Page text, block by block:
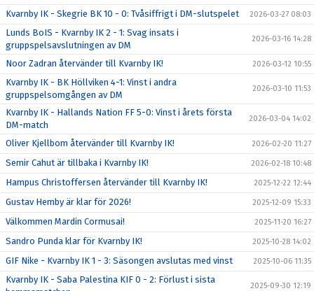
Kvarnby IK - Skegrie BK 10 - 0: Tvåsiffrigt i DM-slutspelet 2026-03-27 08:03
Lunds BoIS - Kvarnby IK 2 - 1: Svag insats i
gruppspelsavslutningen av DM
2026-03-16 14:28
Noor Zadran återvänder till Kvarnby IK! 2026-03-12 10:55
Kvarnby IK - BK Höllviken 4-1: Vinst i andra
gruppspelsomgången av DM
2026-03-10 11:53
Kvarnby IK - Hallands Nation FF 5-0: Vinst i årets första
DM-match
2026-03-04 14:02
Oliver Kjellbom återvänder till Kvarnby IK! 2026-02-20 11:27
Semir Cahut är tillbaka i Kvarnby IK! 2026-02-18 10:48
Hampus Christoffersen återvänder till Kvarnby IK! 2025-12-22 12:44
Gustav Hemby är klar för 2026! 2025-12-09 15:33
Välkommen Mardin Cormusai! 2025-11-20 16:27
Sandro Punda klar för Kvarnby IK! 2025-10-28 14:02
GIF Nike - Kvarnby IK 1 - 3: Säsongen avslutas med vinst 2025-10-06 11:35
Kvarnby IK - Saba Palestina KIF 0 - 2: Förlust i sista
2025-09-30 12:19